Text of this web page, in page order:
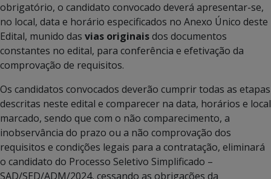
obrigatório, o candidato convocado deverá apresentar-se,
no local, data e horário especificados no Anexo Único deste
Edital, munido das vias originaisdos documentos
constantes no edital, para conferência e efetivação da
comprovação de requisitos.
Os candidatos convocados deverão cumprir todas as etapas
descritas neste edital e comparecer na data, horários e local
marcado, sendo que com o não comparecimento, a
inobservância do prazo ou a não comprovação dos
requisitos e condições legais para a contratação, eliminará
o candidato do Processo Seletivo Simplificado –
SAD/SED/ADM/2024, cessando as obrigações da